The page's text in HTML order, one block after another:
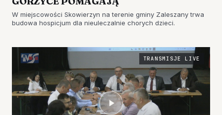
W miejscowości Skowierzyn na terenie gminy Zaleszany trwa
budowa hospicjum dla nieuleczalnie chorych dzieci.
TRANSMISJE LIVE